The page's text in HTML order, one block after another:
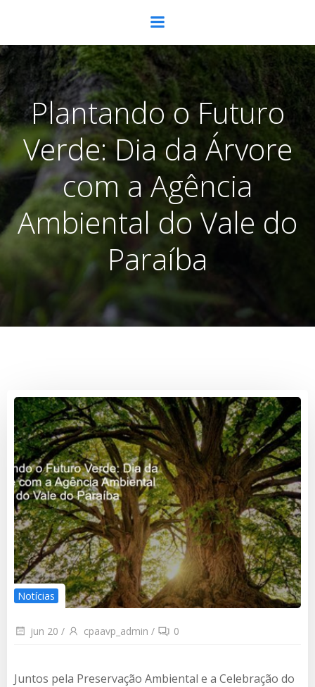
para
o
conteúdo
Plantando o Futuro
Verde: Dia da Árvore
com a Agência
Ambiental do Vale do
Paraíba
Notícias
jun 20 / cpaavp_admin / 0
Juntos pela Preservação Ambiental e a Celebração do